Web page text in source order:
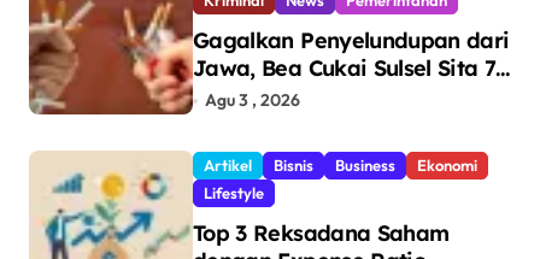
Gagalkan Penyelundupan dari
Jawa, Bea Cukai Sulsel Sita 7,8
Juta Batang Rokok Ilegal
Makassar
Agu 3 , 2026
Artikel Bisnis Business
Ekonomi
Lifestyle
Top 3 Reksadana Saham